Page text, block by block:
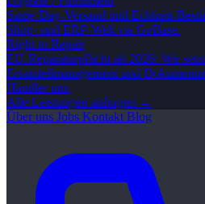
Same-Day-Versand und Echtzeit-
Shop- und ERP-Welt via GoBase.
Right to Repair
EU-Reparaturpflicht ab 2026: Wir
Ersatzteilmanagement und
Händler um.
Alle Leistungen anfragen →
Über uns Jobs Kontakt Blog